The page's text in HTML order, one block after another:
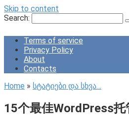
Skip to content
Search:
Terms of service
Privacy Policy
About
Contacts
Home » სტატიები და სხვა…
15个最佳WordPress托